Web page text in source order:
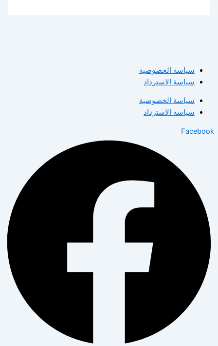
سياسة الخصوصية
سياسة الاسترداد
سياسة الخصوصية
سياسة الاسترداد
Facebook